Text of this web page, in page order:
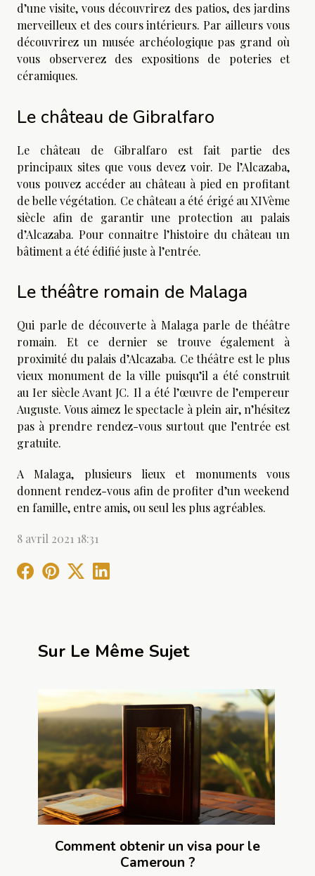
d’une visite, vous découvrirez des patios, des jardins
merveilleux et des cours intérieurs. Par ailleurs vous
découvrirez un musée archéologique pas grand où
vous observerez des expositions de poteries et
céramiques.
Le château de Gibralfaro
Le château de Gibralfaro est fait partie des
principaux sites que vous devez voir. De l’Alcazaba,
vous pouvez accéder au château à pied en profitant
de belle végétation. Ce château a été érigé au XIVème
siècle afin de garantir une protection au palais
d’Alcazaba. Pour connaitre l’histoire du château un
bâtiment a été édifié juste à l’entrée.
Le théâtre romain de Malaga
Qui parle de découverte à Malaga parle de théâtre
romain. Et ce dernier se trouve également à
proximité du palais d’Alcazaba. Ce théâtre est le plus
vieux monument de la ville puisqu’il a été construit
au Ier siècle Avant JC. Il a été l’œuvre de l’empereur
Auguste. Vous aimez le spectacle à plein air, n’hésitez
pas à prendre rendez-vous surtout que l’entrée est
gratuite.
A Malaga, plusieurs lieux et monuments vous
donnent rendez-vous afin de profiter d’un weekend
en famille, entre amis, ou seul les plus agréables.
8 avril 2021 18:31
Sur Le Même Sujet
Comment obtenir un visa pour le
Cameroun ?